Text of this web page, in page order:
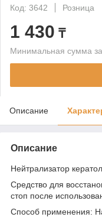
Код: 3642
Розница
1 430 ₸
Минимальная сумма
Описание
Описание
Нейтрализатор
Средство для
стоп после
Способ применения: